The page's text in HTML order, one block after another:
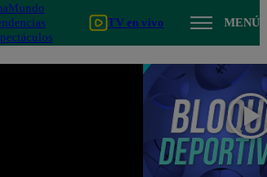
Mundo
TV en vivo MENÚ